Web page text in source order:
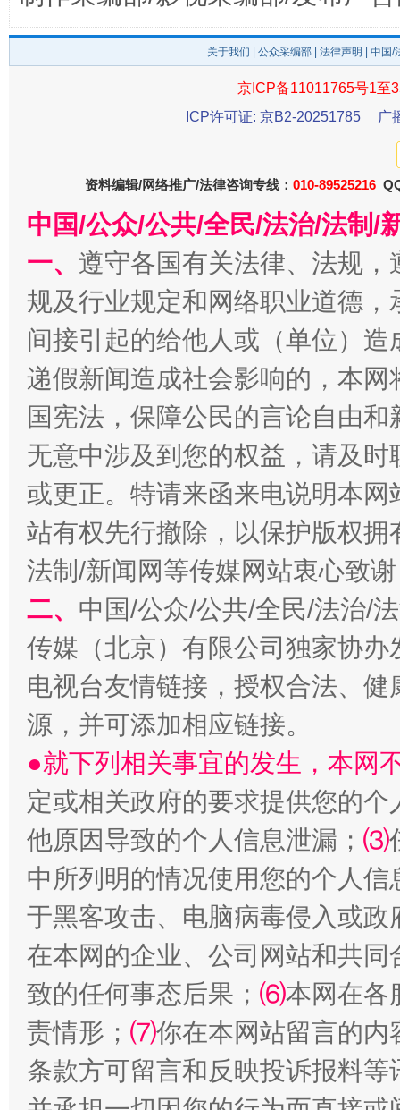
千年窑火 生生不息 一
揭开“小金库”的免责幌子
受贿1.44亿！段成刚被判无期 从幼
全民健身五年计划来了！等你上场
关于我们 公众采编部 法律声明 | 中国
京ICP备11011765号1至
ICP许可证: 京B2-20251785
广
资料编辑/网络推广/法律咨询专线： 010-89525216
中国/公众/公共/全民/法治/法制/
一、 遵守各国有关法律、法规
规及行业规定和网络职业道德
间接引起的给他人或（单位）
递假新闻造成社会影响的，本
国宪法，保障公民的言论自由
无意中涉及到您的权益，请及
或更正。特请来函来电说明本
站有权先行撤除，以保护版权
法制/新闻网等传媒网站衷心致
二、 中国/公众/公共/全民/法治/
传媒（北京）有限公司独家协
电视台友情链接，授权合法、
源，并可添加相应链接。
●就下列相关事宜的发生，本网
定或相关政府的要求提供您的个
他原因导致的个人信息泄漏； ⑶
中所列明的情况使用您的个人
于黑客攻击、电脑病毒侵入或
在本网的企业、公司网站和共
致的任何事态后果； ⑹本网在各
责情形； ⑺你在本网站留言的内
条款方可留言和反映投诉报料